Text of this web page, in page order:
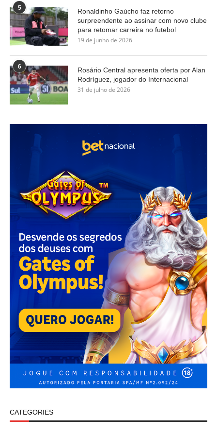
5
Ronaldinho Gaúcho faz retorno
surpreendente ao assinar com novo clube
para retomar carreira no futebol
19 de junho de 2026
6
Rosário Central apresenta oferta por Alan
Rodríguez, jogador do Internacional
31 de julho de 2026
CATEGORIES